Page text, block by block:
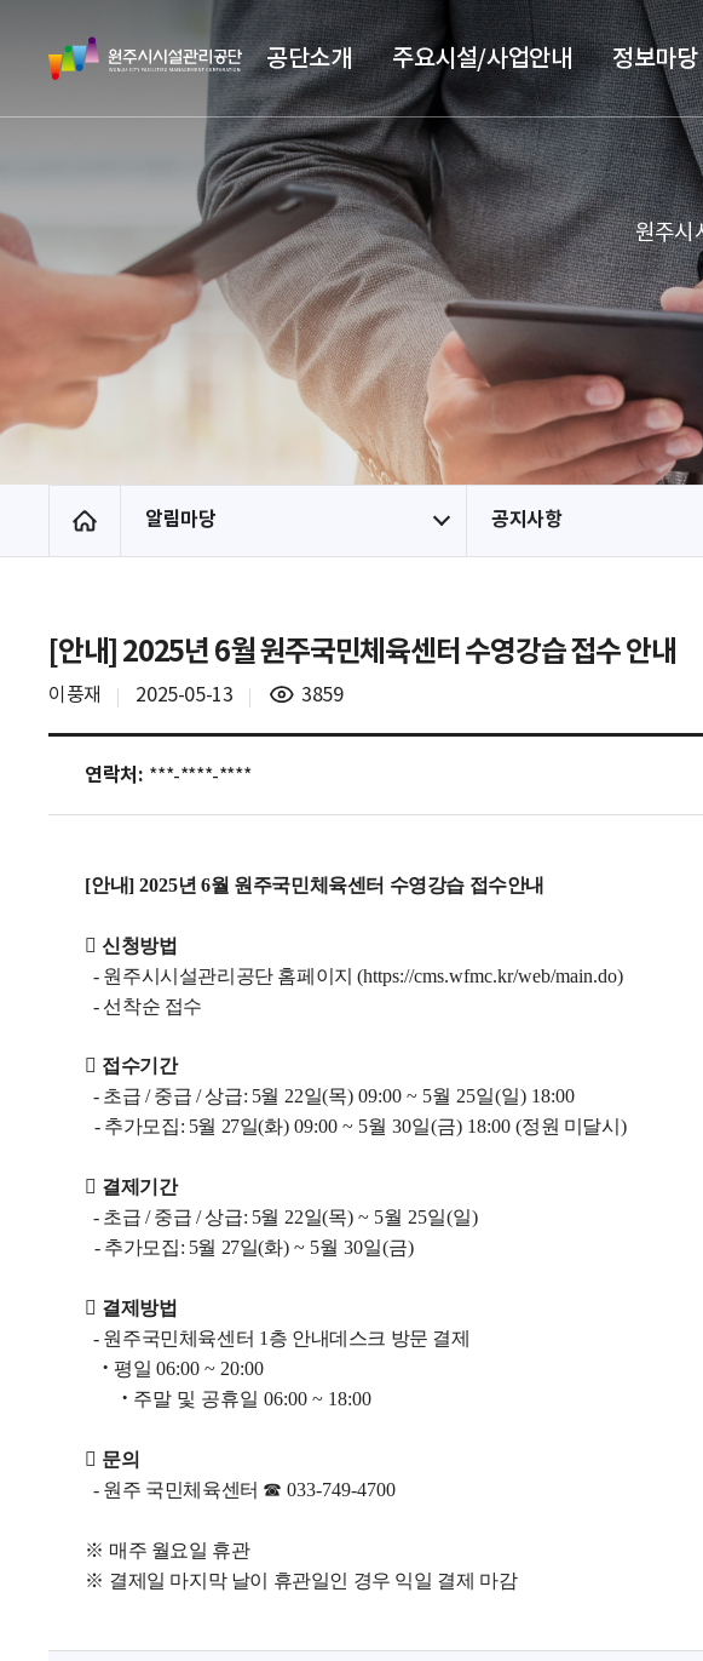
원
주
시
관
단
공단소개 주요시설/사업안내 정보마당
원주시
홈 알림마당 공지사항
[안내] 2025년 6월 원주국민체육센터 수영강습 접수 안내
이풍재 2025-05-13
조
3859
연락처: ***-****-****
[안내] 2025년 6월 원주국민체육센터 수영강습 접수안내
 신청방법
- 원주시시설관리공단 홈페이지(https://cms.wfmc.kr/web/main.do)
- 선착순 접수
 접수기간
- 초급 /중급 / 상급: 5월 22일(목) 09:00 ~ 5월 25일(일) 18:00
- 추가모집: 5월 27일(화) 09:00 ~ 5월 30일(금) 18:00 (정원 미달시 )
 결제기간
- 초급 /중급 / 상급: 5월 22일(목) ~ 5월 25일(일)
- 추가모집: 5월 27일(화) ~ 5월 30일(금)
 결제방법
- 원주국민체육센터 1 층 안내데스크 방문 결제
· 평일 06:00 ~ 20:00
· 주말 및 공휴일 06:00 ~ 18:00
 문의
- 원주 국민체육센터 ☎033-749-4700
※ 매주 월요일 휴관
※ 결제일 마지막 날이 휴관일인 경우 익일 결제 마감